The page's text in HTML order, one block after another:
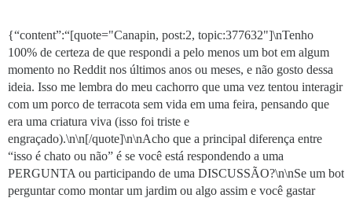
{“content”:“[quote="Canapin, post:2, topic:377632"]\nTenho
100% de certeza de que respondi a pelo menos um bot em algum
momento no Reddit nos últimos anos ou meses, e não gosto dessa
ideia. Isso me lembra do meu cachorro que uma vez tentou interagir
com um porco de terracota sem vida em uma feira, pensando que
era uma criatura viva (isso foi triste e
engraçado).\n\n[/quote]\n\nAcho que a principal diferença entre
“isso é chato ou não” é se você está respondendo a uma
PERGUNTA ou participando de uma DISCUSSÃO?\n\nSe um bot
perguntar como montar um jardim ou algo assim e você gastar